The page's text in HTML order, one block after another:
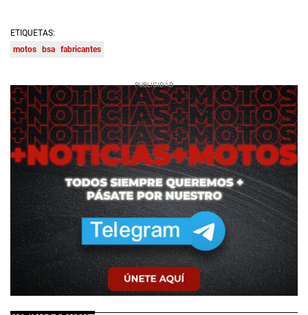
ETIQUETAS:
motos
bsa fabricantes